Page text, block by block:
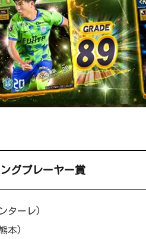
グプレーヤー賞
ターレ)
本)